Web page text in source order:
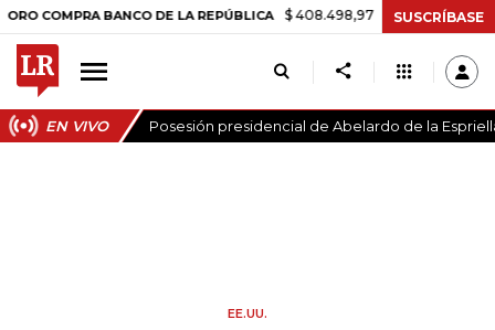
BANCO DE LA REPÚBLICA $ 408.498,97 +$ 8.753,81 +2,19%
SUSCRÍBASE
EN VIVO Posesión presidencial de Abelardo de la
EE.UU.